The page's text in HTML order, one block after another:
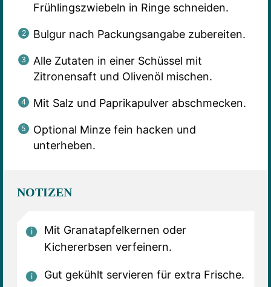
Frühlingszwiebeln in Ringe schneiden.
Bulgur nach Packungsangabe zubereiten.
Alle Zutaten in einer Schüssel mit
Zitronensaft und Olivenöl mischen.
Mit Salz und Paprikapulver abschmecken.
Optional Minze fein hacken und
unterheben.
NOTIZEN
Mit Granatapfelkernen oder
Kichererbsen verfeinern.
Gut gekühlt servieren für extra Frische.